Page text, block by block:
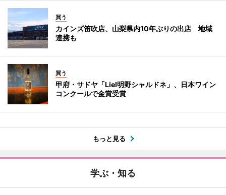
買う
カインズ笛吹店、山梨県内10年ぶりの出店 地域
連携も
買う
甲府・サドヤ「Liel明野シャルドネ」、日本ワイン
コンクールで金賞受賞
もっと見る
学ぶ・知る